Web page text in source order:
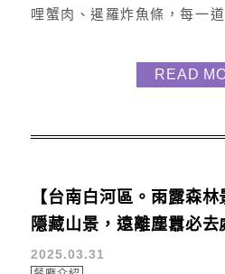
哩蟹肉、暹羅炸魚條，每一
谷熱鬧街角，吃過一次就會
Siam坐落於台南南紡A2館6
READ
【台南白河區。雨露森
隱藏山景，遠離塵囂必去
2025.03.31